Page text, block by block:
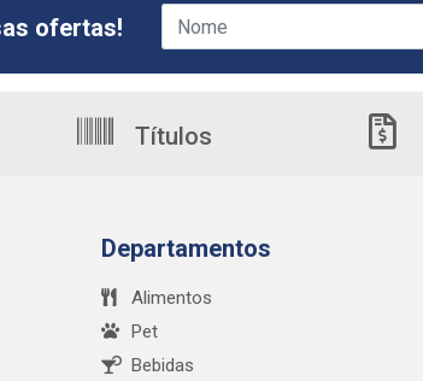
ofertas!
Títulos
Departamentos
Alimentos
Pet
Bebidas